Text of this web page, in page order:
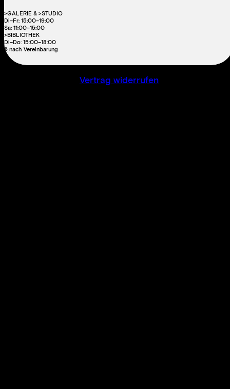
>GALERIE & >STUDIO
Di–Fr: 15:00–19:00
Sa: 11:00–15:00
>BIBLIOTHEK
Di–Do: 15:00–18:00
& nach Vereinbarung
Vertrag widerrufen